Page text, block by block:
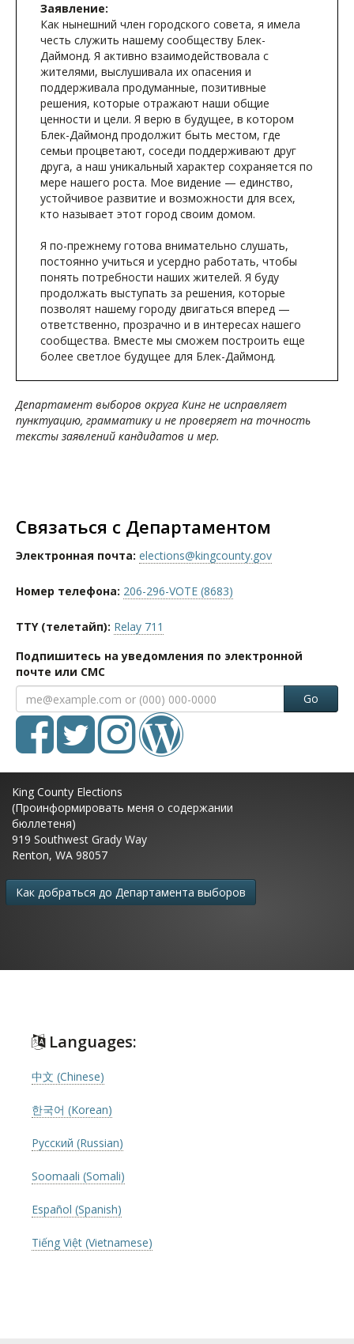
Заявление:
Как нынешний член городского совета, я имела
честь служить нашему сообществу Блек-
Даймонд. Я активно взаимодействовала с
жителями, выслушивала их опасения и
поддерживала продуманные, позитивные
решения, которые отражают наши общие
ценности и цели. Я верю в будущее, в котором
Блек-Даймонд продолжит быть местом, где
семьи процветают, соседи поддерживают друг
друга, а наш уникальный характер сохраняется по
мере нашего роста. Мое видение — единство,
устойчивое развитие и возможности для всех,
кто называет этот город своим домом.
Я по-прежнему готова внимательно слушать,
постоянно учиться и усердно работать, чтобы
понять потребности наших жителей. Я буду
продолжать выступать за решения, которые
позволят нашему городу двигаться вперед —
ответственно, прозрачно и в интересах нашего
сообщества. Вместе мы сможем построить еще
более светлое будущее для Блек-Даймонд.
Департамент выборов округа Кинг не исправляет
пунктуацию, грамматику и не проверяет на точность
тексты заявлений кандидатов и мер.
Связаться с Департаментом
Электронная почта: elections@kingcounty.gov
Номер телефона: 206-296-VOTE (8683)
TTY (телетайп): Relay 711
Подпишитесь на уведомления по электронной
почте или СМС
Go
King County Elections
(Проинформировать меня о содержании
бюллетеня)
919 Southwest Grady Way
Renton, WA 98057
Как добраться до Департамента выборов
Languages:
中文 (Chinese)
한국어 (Korean)
Русский (Russian)
Soomaali (Somali)
Español (Spanish)
Tiếng Việt (Vietnamese)